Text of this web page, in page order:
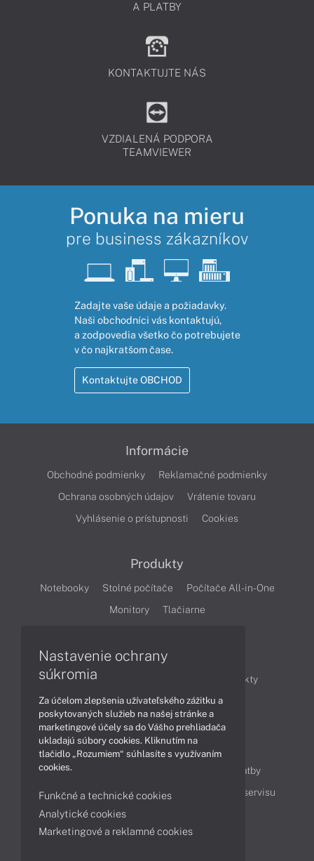
A PLATBY
KONTAKTUJTE NÁS
VZDIALENÁ PODPORA
TEAMVIEWER
Ponuka na mieru
pre business zákazníkov
Zadajte vaše údaje a požiadavky.
Naši obchodníci vás kontaktujú,
a zodpovedia všetko čo potrebujete
v čo najkratšom čase.
Kontaktujte OBCHOD
Informácie
Obchodné podmienky
Reklamačné podmienky
Ochrana osobných údajov
Vrátenie tovaru
Vyhlásenie o prístupnosti
Cookies
Produkty
Notebooky Stolné počítače
Počítače All-in-One
Monitory
Tlačiarne
Články
Obchodné informácie
Produkty
Technológie
Videá
Obsah
Ako nakupovať
Možnosti doručenia a platby
Podpora a servis
Servisné služby Cenník servisu
Kontakty
Nastavenie ochrany
súkromia
Za účelom zlepšenia užívateľského zážitku a
poskytovaných služieb na našej stránke a
marketingové účely sa do Vášho prehliadača
ukladajú súbory cookies. Kliknutím na
tlačidlo „Rozumiem“ súhlasíte s využívaním
cookies.
Funkčné a technické cookies
Analytické cookies
Marketingové a reklamné cookies